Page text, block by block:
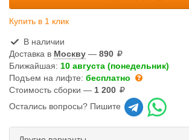
Купить в 1 клик
В наличии
Доставка в Москву — 890
Ближайшая: 10 августа (понедельник)
Подъем на лифте: бесплатно
Стоимость сборки — 1 200
Остались вопросы? Пишите